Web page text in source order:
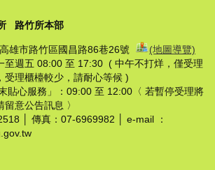
路竹所本部
雄市路竹區國昌路86巷26號
(地圖導覽)
至週五 08:00 至 17:30 ( 中午不打烊，僅受理
受理櫃檯較少，請耐心等候 )
貼心服務」：09:00 至 12:00〈 若暫停受理將
意公告訊息 〉
│ 傳真：07-6969982 │ e-mail ：